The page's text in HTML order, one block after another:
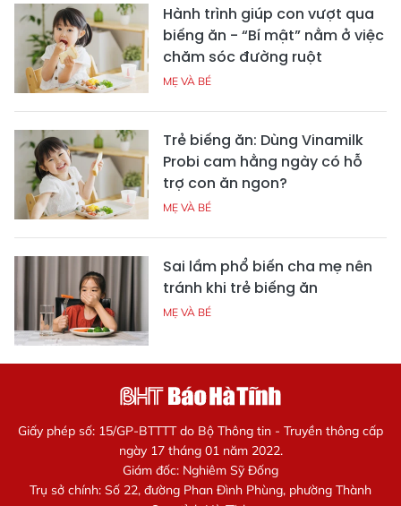
Hành trình giúp con vượt qua
biếng ăn - “Bí mật” nằm ở việc
chăm sóc đường ruột
MẸ VÀ BÉ
Trẻ biếng ăn: Dùng Vinamilk
Probi cam hằng ngày có hỗ
trợ con ăn ngon?
MẸ VÀ BÉ
Sai lầm phổ biến cha mẹ nên
tránh khi trẻ biếng ăn
MẸ VÀ BÉ
Giấy phép số: 15/GP-BTTTT do Bộ Thông tin - Truyền thông cấp
ngày 17 tháng 01 năm 2022.
Giám đốc: Nghiêm Sỹ Đống
Trụ sở chính: Số 22, đường Phan Đình Phùng, phường Thành